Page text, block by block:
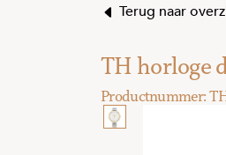
Terug naar
TH horloge